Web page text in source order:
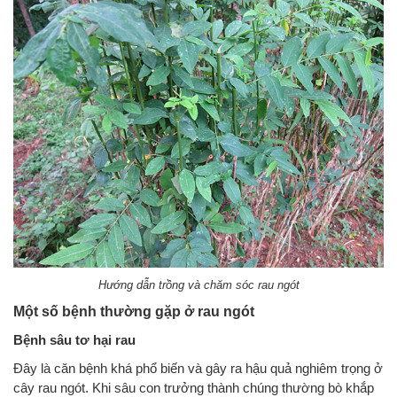
Hướng dẫn trồng và chăm sóc rau ngót
Một số bệnh thường gặp ở rau ngót
Bệnh sâu tơ hại rau
Đây là căn bệnh khá phổ biến và gây ra hậu quả nghiêm trọng ở
cây rau ngót. Khi sâu con trưởng thành chúng thường bò khắp